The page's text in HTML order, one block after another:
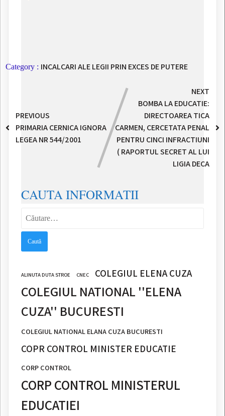
Category : INCALCARI ALE LEGII PRIN EXCES DE PUTERE
PREVIOUS
PRIMARIA CERNICA IGNORA
LEGEA NR 544/2001
NEXT
BOMBA LA EDUCATIE:
DIRECTOAREA TICA
CARMEN, CERCETATA PENAL
PENTRU CINCI INFRACTIUNI
( RAPORTUL SECRET AL LUI
LIGIA DECA
CAUTA INFORMATII
ALINUTA DUTA STROE CNEC COLEGIUL ELENA CUZA
COLEGIUL NATIONAL ''ELENA
CUZA'' BUCURESTI
COLEGIUL NATIONAL ELANA CUZA BUCURESTI
COPR CONTROL MINISTER EDUCATIE
CORP CONTROL
CORP CONTROL MINISTERUL
EDUCATIEI